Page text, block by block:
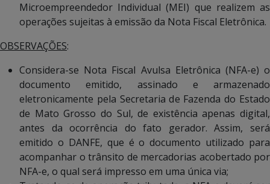
Microempreendedor Individual (MEI) que realizem as
operações sujeitas à emissão da Nota Fiscal Eletrônica.
OBSERVAÇÕES:
Considera-se Nota Fiscal Avulsa Eletrônica (NFA-e) o
documento emitido, assinado e armazenado
eletronicamente pela Secretaria de Fazenda do Estado
de Mato Grosso do Sul, de existência apenas digital,
antes da ocorrência do fato gerador. Assim, será
emitido o DANFE, que é o documento utilizado para
acompanhar o trânsito de mercadorias acobertado por
NFA-e, o qual será impresso em uma única via;